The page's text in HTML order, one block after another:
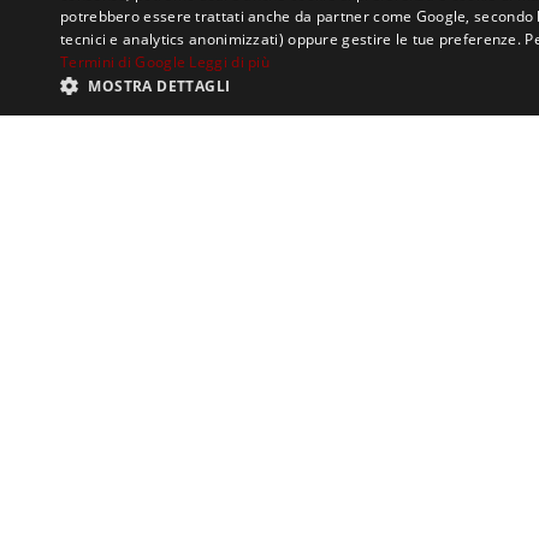
progetto ha
round seed da
“Il nostro obiettivo
potrebbero essere trattati anche da partner come Google,
tecnici e analytics anonimizzati) oppure gestire le tue preferenze.
Termini di Google Leggi di più
MOSTRA DETTAGLI